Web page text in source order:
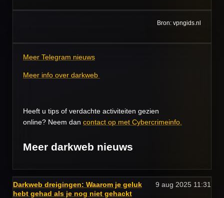
Bron: vpngids.nl
Meer Telegram nieuws
Meer info over darkweb
Heeft u tips of verdachte activiteiten gezien
online? Neem dan contact op met Cybercrimeinfo.
Meer darkweb nieuws
Darkweb dreigingen: Waarom je geluk
hebt gehad als je nog niet gehackt
9 aug 2025 11:31